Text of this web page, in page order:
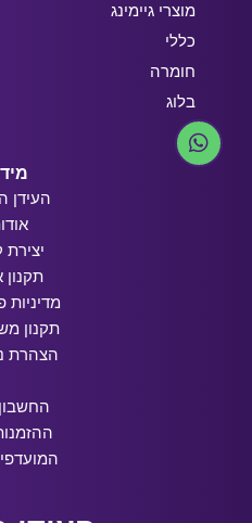
מוצרי גיימינג
כללי
חומרה
בלוג
העידן
מדיניות
תקנון
הצהרת